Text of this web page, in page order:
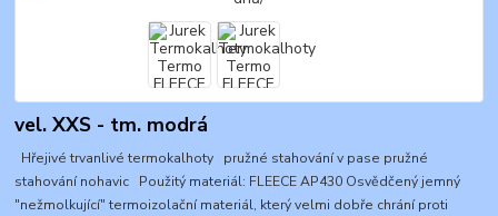
vel. XXS - tm. modrá
Hřejivé trvanlivé termokalhoty pružné stahování v pase pružné
stahování nohavic Použitý materiál: FLEECE AP430 Osvědčený jemný
"nežmolkující" termoizolační materiál, který velmi dobře chrání proti